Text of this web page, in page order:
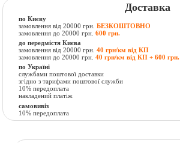
Доставка
по Києву
замовлення від 20000 грн.БЕЗКОШТОВНО
замовлення до 20000 грн.600 грн.
до передмістя Києва
замовлення від 20000 грн.40 грн/км від КП
замовлення до 20000 грн.40 грн/км від КП + 600 грн.
по Україні
службами поштової доставки
згідно з тарифами поштової служби
10% передоплата
накладений платіж
самовивіз
10% передоплата